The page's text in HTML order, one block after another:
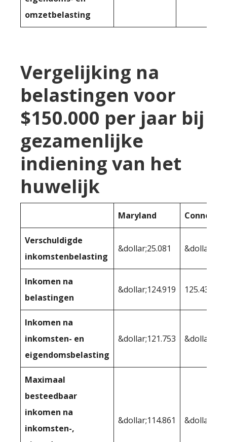
omzetbelasting
Vergelijking na
belastingen voor
$150.000 per jaar bij
gezamenlijke
indiening van het
huwelijk
Maryland
Verschuldigde
inkomstenbelasting
&dollar;25.081
Inkomen na
belastingen
&dollar;124.919 125.434
Inkomen na
inkomsten- en
eigendomsbelasting
&dollar;121.753
Maximaal
besteedbaar
inkomen na
inkomsten-,
&dollar;114.861